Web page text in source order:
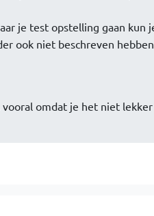
je test opstelling gaan kun
ook niet beschreven
omdat je het niet